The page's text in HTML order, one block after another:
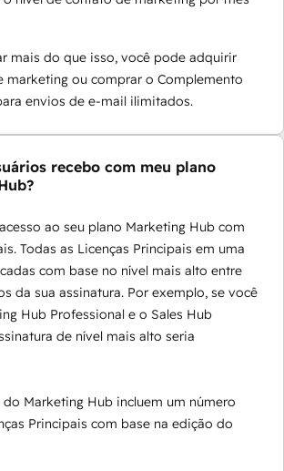
mais do que isso, você pode adquirir
marketing ou comprar o Complemento
envios de e-mail ilimitados.
recebo com meu plano
ao seu plano Marketing Hub com
Todas as Licenças Principais em uma
com base no nível mais alto entre
da sua assinatura. Por exemplo, se você
Hub Professional e o Sales Hub
de nível mais alto seria
Marketing Hub incluem um número
Principais com base na edição do